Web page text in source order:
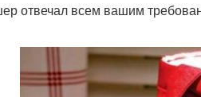
отвечал всем вашим